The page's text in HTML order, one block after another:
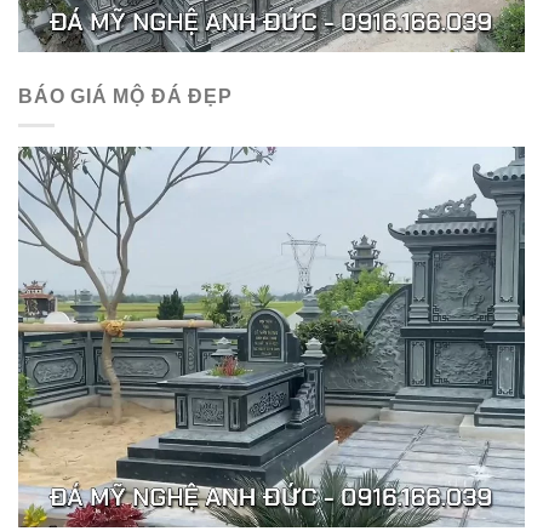
BÁO GIÁ MỘ ĐÁ ĐẸP